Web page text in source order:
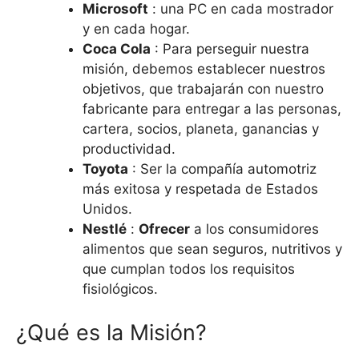
Microsoft : una PC en cada mostrador
y en cada hogar.
Coca Cola : Para perseguir nuestra
misión, debemos establecer nuestros
objetivos, que trabajarán con nuestro
fabricante para entregar a las personas,
cartera, socios, planeta, ganancias y
productividad.
Toyota : Ser la compañía automotriz
más exitosa y respetada de Estados
Unidos.
Nestlé : Ofrecer a los consumidores
alimentos que sean seguros, nutritivos y
que cumplan todos los requisitos
fisiológicos.
¿Qué es la Misión?